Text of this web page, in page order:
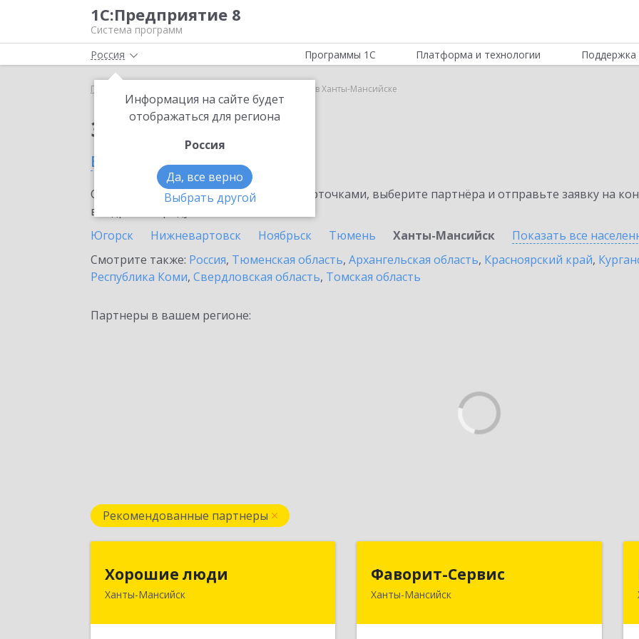
1С:Предприятие 8
Система программ
Россия
Информация на сайте будет
отображаться для региона
Россия
Да, все верно
Выбрать другой
Программы 1С Платформа и технологии Поддержка
Главная 1С:Лизинг в Ханты-Мансийске
Заказать 1С:Лизинг
в Ханты-Мансийске
Ознакомьтесь с информационными карточками, выберите партнёра и отправьте заявку на
внедрение продукта.
Югорск
Нижневартовск Ноябрьск Тюмень Ханты-Мансийск Показать все
Смотрите также: Россия, Тюменская область, Архангельская область, Красноярский край,
Республика Коми, Свердловская область, Томская область
Партнеры в вашем регионе:
Рекомендованные партнеры
Хорошие люди
Ханты-Мансийск628007, Ханты-Мансийский
Фаворит-Сервис
Ханты-Мансийск628011, Ханты-Мансийский